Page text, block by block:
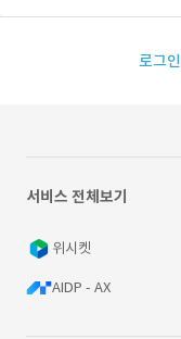
로그인
서비스 전체보기
위시켓
AIDP - AX